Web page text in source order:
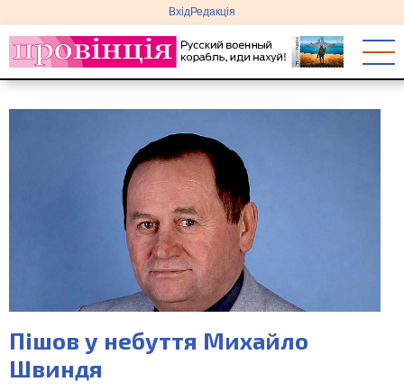
до
основного
вмісту
меню
облікового
запису
користувача
ВхідРедакція
Пішов у небуття Михайло
Швиндя